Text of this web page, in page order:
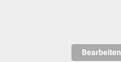
Bearbeiten